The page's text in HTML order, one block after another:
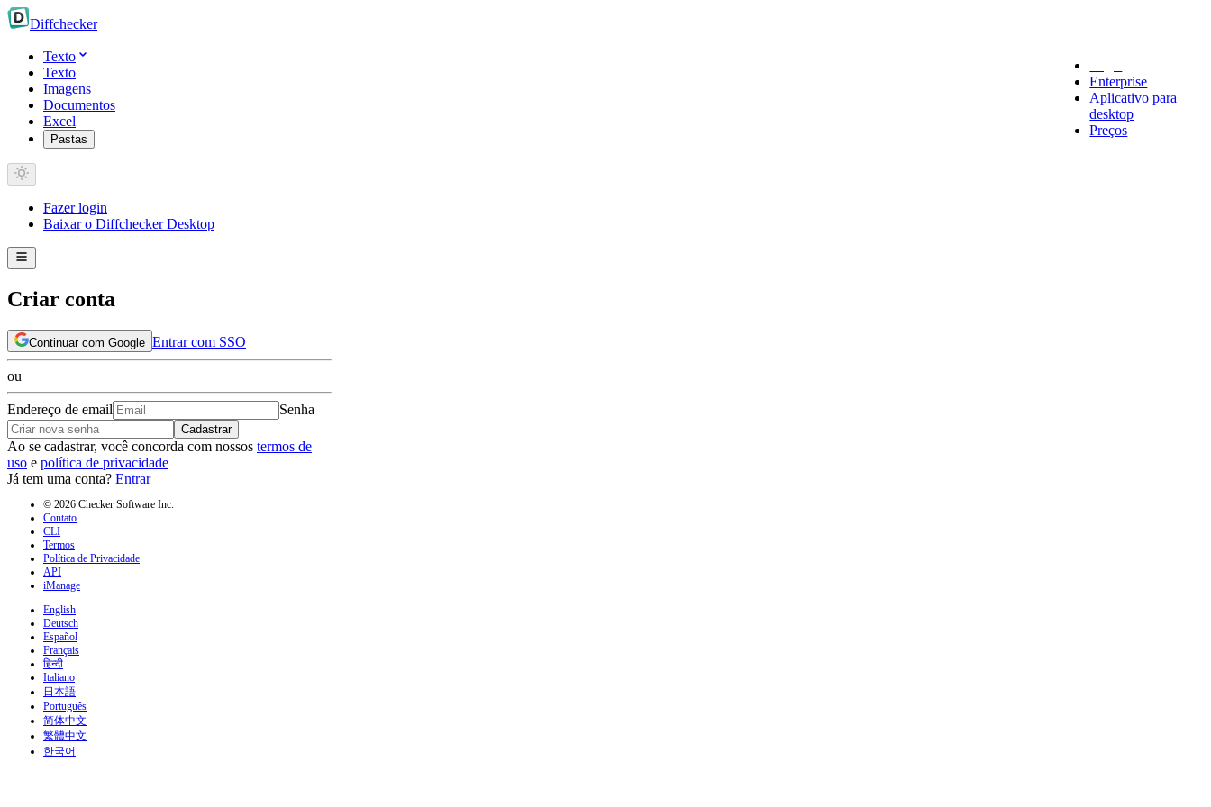
Diffchecker
Texto
Texto
Imagens
Documentos
Excel
Pastas
Enterprise
Aplicativo para
desktop
Preços
Fazer login
Baixar o Diffchecker Desktop
Criar conta
Continuar com Google Entrar com SSO
ou
Endereço de email Senha
Cadastrar
Ao se cadastrar, você concorda com nossos termos de
uso e política de privacidade
Já tem uma conta? Entrar
© 2026 Checker Software Inc.
Contato
CLI
Termos
Política de Privacidade
API
iManage
English
Deutsch
Español
Français
हिन्दी
Italiano
日本語
Português
简体中文
繁體中文
한국어